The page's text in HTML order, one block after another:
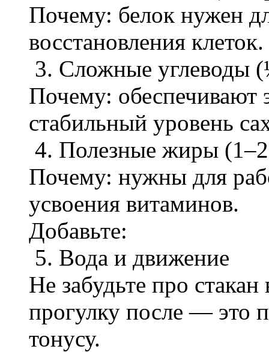
Почему: белок нужен
восстановления клеток.
3. Сложные углеводы
Почему: обеспечивают
стабильный уровень
4. Полезные жиры
Почему: нужны для
усвоения витаминов.
Добавьте:
5. Вода и движение
Не забудьте про
прогулку после — это
тонусу.